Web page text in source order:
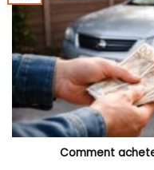
Comment